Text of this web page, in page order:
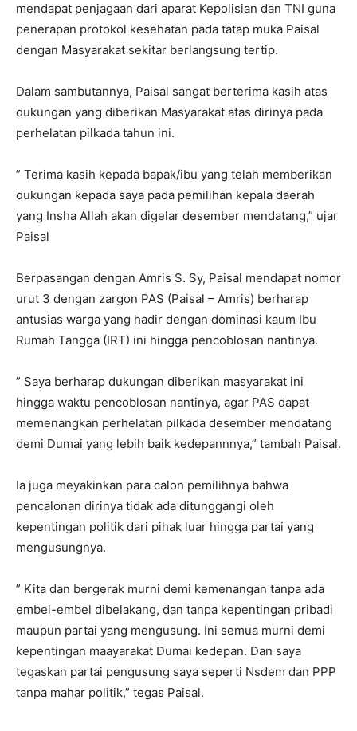
mendapat penjagaan dari aparat Kepolisian dan TNI guna
penerapan protokol kesehatan pada tatap muka Paisal
dengan Masyarakat sekitar berlangsung tertip.
Dalam sambutannya, Paisal sangat berterima kasih atas
dukungan yang diberikan Masyarakat atas dirinya pada
perhelatan pilkada tahun ini.
” Terima kasih kepada bapak/ibu yang telah memberikan
dukungan kepada saya pada pemilihan kepala daerah
yang Insha Allah akan digelar desember mendatang,” ujar
Paisal
Berpasangan dengan Amris S. Sy, Paisal mendapat nomor
urut 3 dengan zargon PAS (Paisal – Amris) berharap
antusias warga yang hadir dengan dominasi kaum Ibu
Rumah Tangga (IRT) ini hingga pencoblosan nantinya.
” Saya berharap dukungan diberikan masyarakat ini
hingga waktu pencoblosan nantinya, agar PAS dapat
memenangkan perhelatan pilkada desember mendatang
demi Dumai yang lebih baik kedepannnya,” tambah Paisal.
Ia juga meyakinkan para calon pemilihnya bahwa
pencalonan dirinya tidak ada ditunggangi oleh
kepentingan politik dari pihak luar hingga partai yang
mengusungnya.
” Kita dan bergerak murni demi kemenangan tanpa ada
embel-embel dibelakang, dan tanpa kepentingan pribadi
maupun partai yang mengusung. Ini semua murni demi
kepentingan maayarakat Dumai kedepan. Dan saya
tegaskan partai pengusung saya seperti Nsdem dan PPP
tanpa mahar politik,” tegas Paisal.